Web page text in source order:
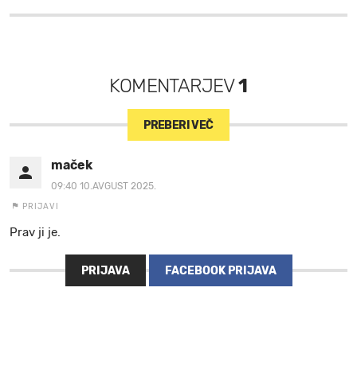
KOMENTARJEV1
PREBERI VEČ
maček
09:40 10.AVGUST 2025.
PRIJAVI
Prav ji je.
PRIJAVA FACEBOOK PRIJAVA